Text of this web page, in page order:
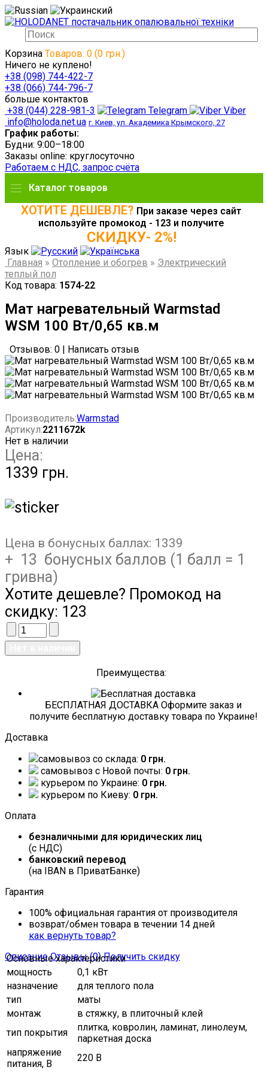
Корзина Товаров: 0 (0 грн.)
Ничего не куплено!
+38 (098) 744-422-7
+38 (066) 744-796-7
больше контактов
+38 (044) 228-981-3
Telegram
Viber
info@holoda.net.ua г. Киев, ул. Академика Крымского, 27
График работы:
Будни: 9:00–18:00
Заказы online: круглосуточно
Работаем с НДС, запрос счёта
Каталог товаров
ХОТИТЕ ДЕШЕВЛЕ? При заказе через сайт
используйте промокод - 123 и получите
СКИДКУ- 2%!
Язык
Главная » Отопление и обогрев » Электрический
теплый пол
Код товара: 1574-22
Мат нагревательный Warmstad
WSМ 100 Вт/0,65 кв.м
Отзывов: 0 Написать отзыв
Производитель:Warmstad
Артикул:2211672k
Нет в наличии
Цена:
1339 грн.
Цена в бонусных баллах: 1339
+ 13 бонусных баллов (1 балл = 1
гривна)
Хотите дешевле? Промокод на
скидку: 123
Преимущества:
БЕСПЛАТНАЯ ДОСТАВКА Оформите заказ и
получите бесплатную доставку товара по Украине!
Доставка
самовывоз со склада: 0 грн.
самовывоз c Новой почты: 0 грн.
курьером по Украине: 0 грн.
курьером по Киеву: 0 грн.
Оплата
безналичными для юридических лиц
(с НДС)
банковский перевод
(на IBAN в ПриватБанке)
Гарантия
100% официальная гарантия от производителя
возврат/обмен товара в течении 14 дней
как вернуть товар?
Описание Отзывы (0) Получить скидку
Основные характеристики
мощность
0,1 кВт
назначение
для теплого пола
тип
маты
монтаж
в стяжку, в плиточный клей
тип покрытия
плитка, ковролин, ламинат, линолеум,
паркетная доска
напряжение
питания, В
220 В